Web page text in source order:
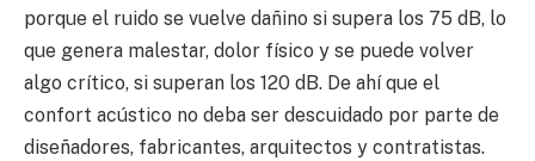
porque el ruido se vuelve dañino si supera los 75 dB, lo
que genera malestar, dolor físico y se puede volver
algo crítico, si superan los 120 dB. De ahí que el
confort acústico no deba ser descuidado por parte de
diseñadores, fabricantes, arquitectos y contratistas.